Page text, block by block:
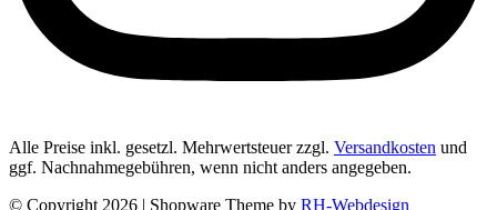
Alle Preise inkl. gesetzl. Mehrwertsteuer zzgl. Versandkosten und
ggf. Nachnahmegebühren, wenn nicht anders angegeben.
© Copyright 2026 | Shopware Theme by RH-Webdesign